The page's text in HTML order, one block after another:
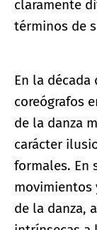
claramente
términos de
En la década
coreógrafos
de la danza
carácter
formales. En
movimientos
de la danza,